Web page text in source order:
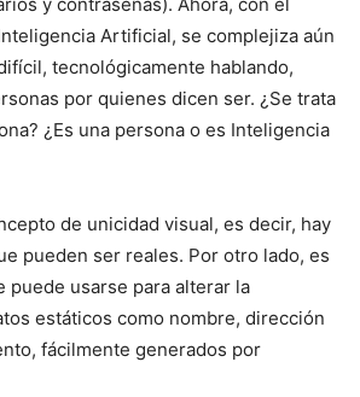
Artificial, se complejiza aún
tecnológicamente hablando,
por quienes dicen ser. ¿Se trata
¿Es una persona o es Inteligencia
de unicidad visual, es decir, hay
pueden ser reales. Por otro lado, es
puede usarse para alterar la
estáticos como nombre, dirección
fácilmente generados por